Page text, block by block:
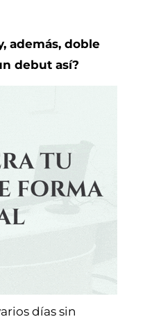
además, doble
debut así?
días sin